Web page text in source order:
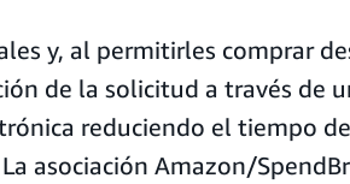
y, al permitirles comprar
de la solicitud a través de
reduciendo el tiempo
asociación Amazon/